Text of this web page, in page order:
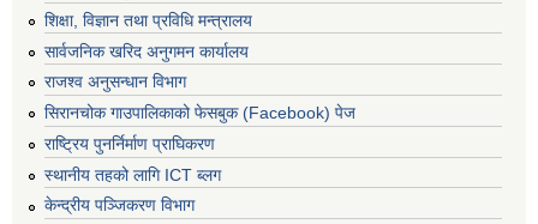
शिक्षा, विज्ञान तथा प्रविधि मन्त्रालय
सार्वजनिक खरिद अनुगमन कार्यालय
राजश्व अनुसन्धान विभाग
सिरानचोक गाउपालिकाको फेसबुक (Facebook) पेज
राष्ट्रिय पुनर्निर्माण प्राघिकरण
स्थानीय तहको लागि ICT ब्लग
केन्द्रीय पञ्जिकरण विभाग